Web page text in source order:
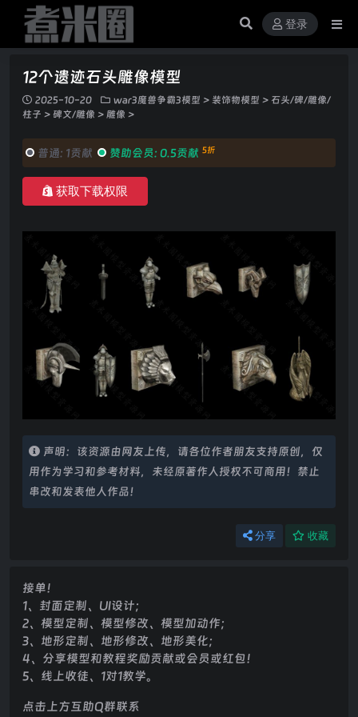
登录
12个遗迹石头雕像模型
2025-10-20 war3魔兽争霸3模型 > 装饰物模型 > 石头/碑/雕像/
柱子 > 碑文/雕像 > 雕像 >
普通: 1贡献 赞助会员: 0.5贡献 5折
获取下载权限
声明：该资源由网友上传，请各位作者朋友支持原创，仅
用作为学习和参考材料，未经原著作人授权不可商用！禁止
串改和发表他人作品！
分享 收藏
接单！
1、封面定制、UI设计；
2、模型定制、模型修改、模型加动作；
3、地形定制、地形修改、地形美化；
4、分享模型和教程奖励贡献或会员或红包！
5、线上收徒、1对1教学。
点击上方互助Q群联系